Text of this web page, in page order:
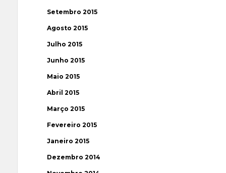
Setembro 2015
Agosto 2015
Julho 2015
Junho 2015
Maio 2015
Abril 2015
Março 2015
Fevereiro 2015
Janeiro 2015
Dezembro 2014